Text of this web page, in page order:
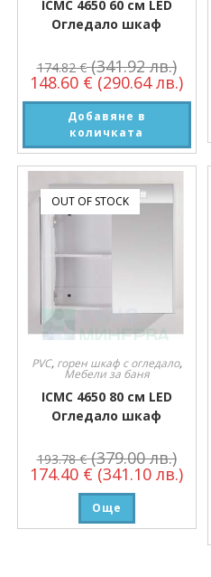
ICMC 4650 60 см LED
Огледало шкаф
174.82€ (341.92 лв.)
148.60 € (290.64 лв.)
Добавяне в
количката
OUT OF STOCK
PVC, горен шкаф с огледало,
Мебели за баня
ICMC 4650 80 см LED
Огледало шкаф
193.78€ (379.00 лв.)
174.40 € (341.10 лв.)
Още